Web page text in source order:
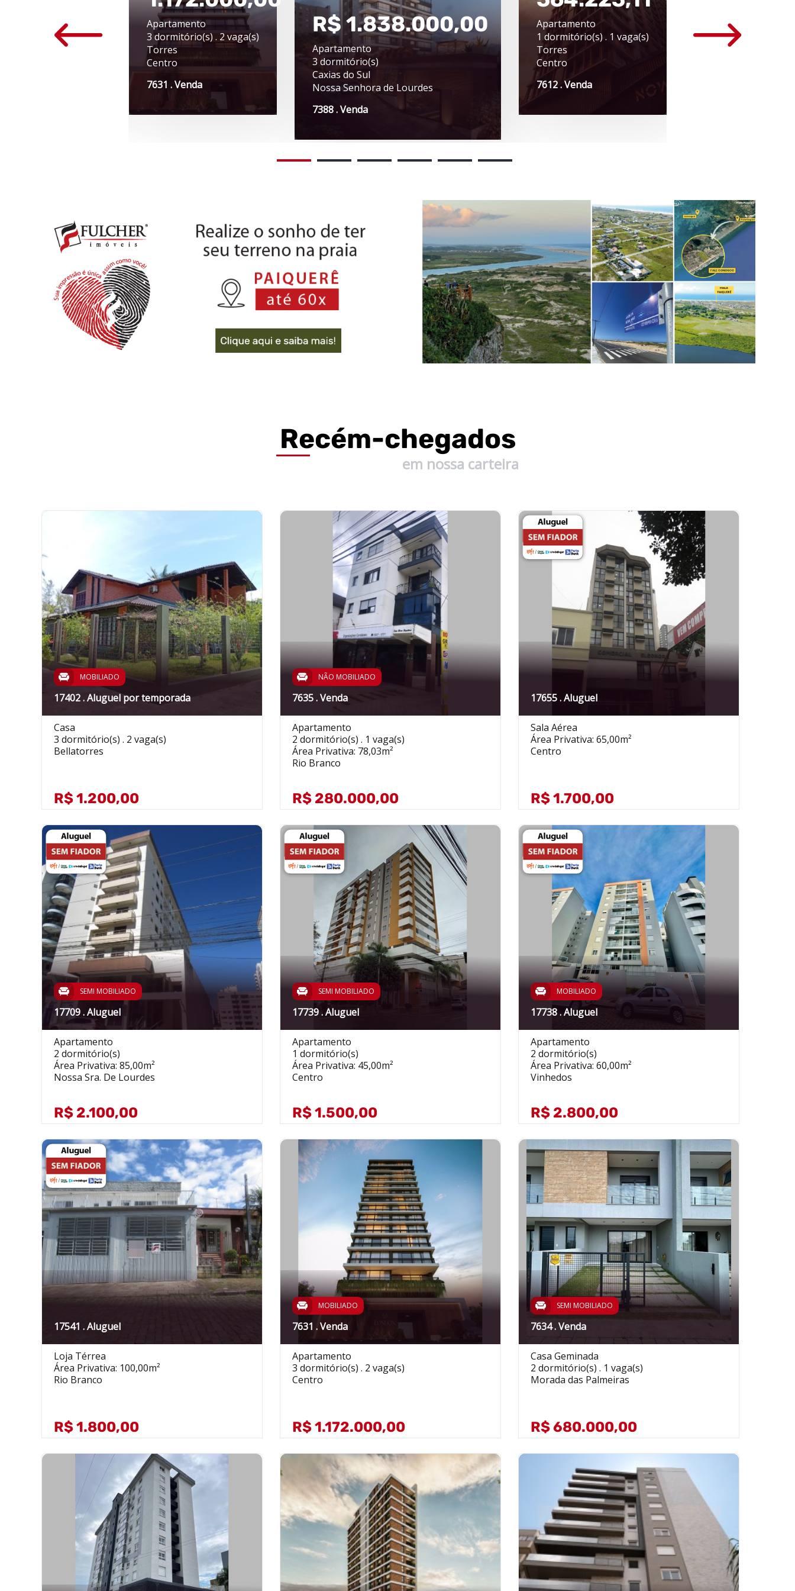
Apartamento
3 dormitório(s) . 2 vaga(s)
Torres
Centro
7631 . Venda
R$ 1.838.000,00
Apartamento
3 dormitório(s)
Caxias do Sul
Nossa Senhora de Lourdes
7388 . Venda
Apartamento
1 dormitório(s) . 1 vaga(s)
Torres
Centro
7612 . Venda
Apartamento
3 dormitório(s) . 2
Caxias do Sul
Recém-chegados
em nossa carteira
MOBILIADO
17402 . Aluguel por temporada
Casa
3 dormitório(s) . 2 vaga(s)
Bellatorres
R$ 1.200,00
NÃO MOBILIADO
7635 . Venda
Apartamento
2 dormitório(s) . 1 vaga(s)
Área Privativa: 78,03m²
Rio Branco
R$ 280.000,00
17655 . Aluguel
Sala Aérea
Área Privativa: 65,00m²
Centro
R$ 1.700,00
SEMI MOBILIADO
17709 . Aluguel
Apartamento
2 dormitório(s)
Área Privativa: 85,00m²
Nossa Sra. De Lourdes
R$ 2.100,00
SEMI MOBILIADO
17739 . Aluguel
Apartamento
1 dormitório(s)
Área Privativa: 45,00m²
Centro
R$ 1.500,00
MOBILIADO
17738 . Aluguel
Apartamento
2 dormitório(s)
Área Privativa: 60,00m²
Vinhedos
R$ 2.800,00
17541 . Aluguel
Loja Térrea
Área Privativa: 100,00m²
Rio Branco
R$ 1.800,00
MOBILIADO
7631 . Venda
Apartamento
3 dormitório(s) . 2 vaga(s)
Centro
R$ 1.172.000,00
SEMI MOBILIADO
7634 . Venda
Casa Geminada
2 dormitório(s) . 1 vaga(s)
Morada das Palmeiras
R$ 680.000,00